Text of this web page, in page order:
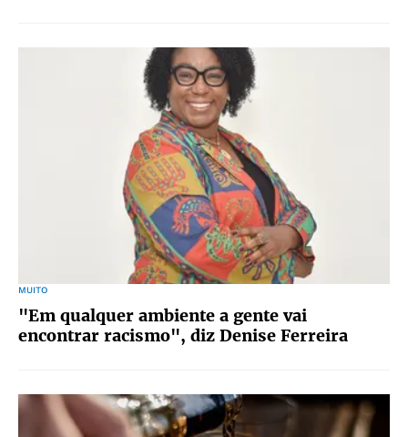
MUITO
"Em qualquer ambiente a gente vai
encontrar racismo", diz Denise Ferreira